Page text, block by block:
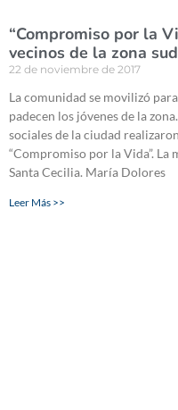
“Compromiso por la
vecinos de la zona
22 de noviembre de 2017
La comunidad se movilizó
padecen los jóvenes de la
sociales de la ciudad
“Compromiso por la Vida”. La
Santa Cecilia. María Dolores
Leer Más >>